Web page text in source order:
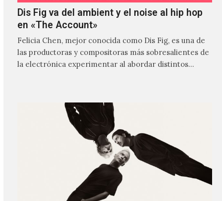
Dis Fig va del ambient y el noise al hip hop
en «The Account»
Felicia Chen, mejor conocida como Dis Fig, es una de
las productoras y compositoras más sobresalientes de
la electrónica experimentar al abordar distintos